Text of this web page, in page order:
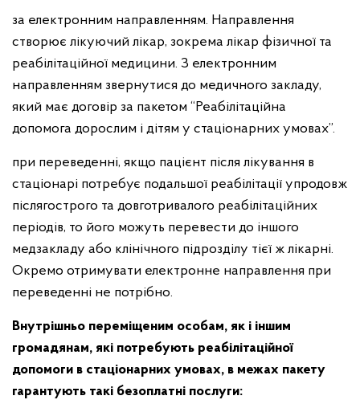
за електронним направленням. Направлення
створює лікуючий лікар, зокрема лікар фізичної та
реабілітаційної медицини. З електронним
направленням звернутися до медичного закладу,
який має договір за пакетом “Реабілітаційна
допомога дорослим і дітям у стаціонарних умовах”.
при переведенні, якщо пацієнт після лікування в
стаціонарі потребує подальшої реабілітації упродовж
післягострого та довготривалого реабілітаційних
періодів, то його можуть перевести до іншого
медзакладу або клінічного підрозділу тієї ж лікарні.
Окремо отримувати електронне направлення при
переведенні не потрібно.
Внутрішньо переміщеним особам, як і іншим
громадянам, які потребують реабілітаційної
допомоги в стаціонарних умовах, в межах пакету
гарантують такі безоплатні послуги: